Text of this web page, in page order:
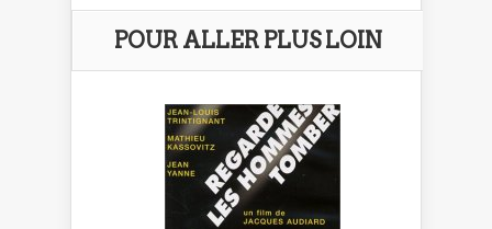
POUR ALLER PLUS LOIN